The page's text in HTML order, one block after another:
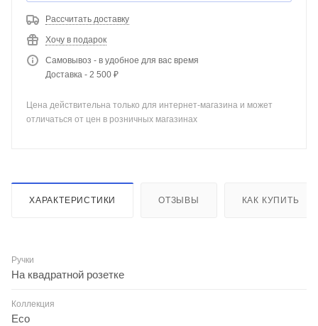
Рассчитать доставку
Хочу в подарок
Самовывоз - в удобное для вас время
Доставка - 2 500 ₽
Цена действительна только для интернет-магазина и может
отличаться от цен в розничных магазинах
ХАРАКТЕРИСТИКИ ОТЗЫВЫ КАК КУПИТЬ
Ручки
На квадратной розетке
Коллекция
Eco